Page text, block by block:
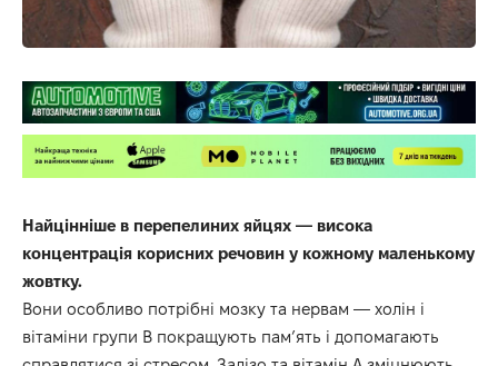
Найцінніше в перепелиних яйцях — висока
концентрація корисних речовин у кожному маленькому
жовтку.
Вони особливо потрібні мозку та нервам — холін і
вітаміни групи B покращують пам’ять і допомагають